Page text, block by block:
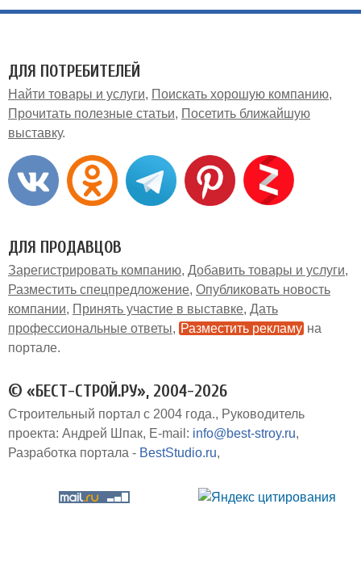
ДЛЯ ПОТРЕБИТЕЛЕЙ
Найти товары и услуги
Поискать хорошую компанию
Прочитать полезные статьи
Посетить ближайшую
выставку
ДЛЯ ПРОДАВЦОВ
Зарегистрировать компанию Добавить товары и услуги
Разместить спецпредложение Опубликовать новость
компании
Принять участие в выставке Дать
профессиональные ответы
Разместить рекламу на
портале
© «БЕСТ-СТРОЙ.РУ», 2004-2026
Строительный портал с 2004 года.
Руководитель
проекта: Андрей Шпак E-mail: info@best-stroy.ru
Разработка портала - BestStudio.ru